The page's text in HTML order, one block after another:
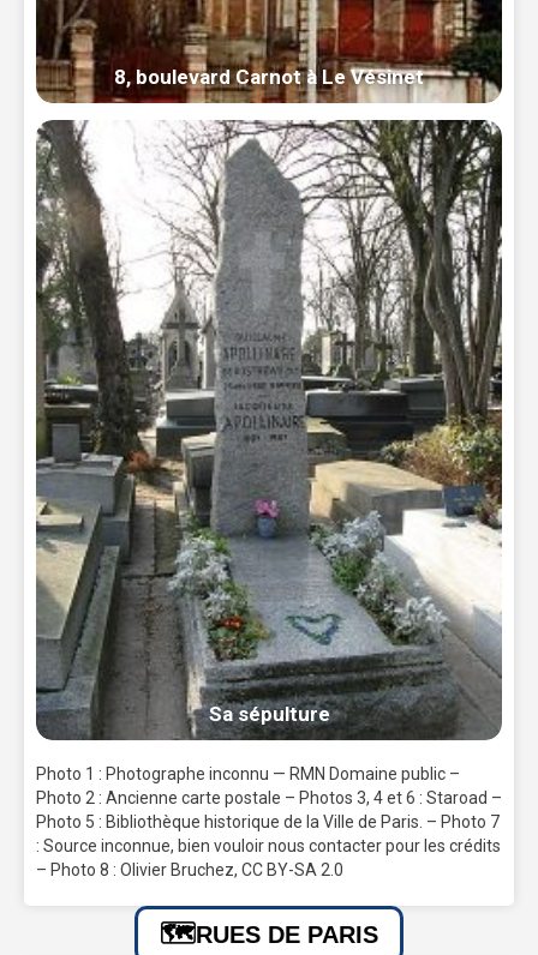
8, boulevard Carnot à Le Vésinet
Sa sépulture
Photo 1 : Photographe inconnu — RMN Domaine public –
Photo 2 : Ancienne carte postale – Photos 3, 4 et 6 : Staroad –
Photo 5 : Bibliothèque historique de la Ville de Paris. – Photo 7
: Source inconnue, bien vouloir nous contacter pour les crédits
– Photo 8 : Olivier Bruchez, CC BY-SA 2.0
RUES DE PARIS